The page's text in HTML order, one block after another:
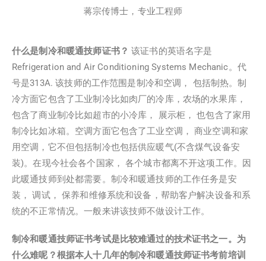
蒋宗传博士，专业工程师
什么是制冷和暖通技师证书？ 该证书的英语名字是
Refrigeration and Air Conditioning Systems Mechanic。代
号是313A. 该技师的工作范围是制冷和空调， 包括制热。制
冷方面它包含了工业制冷比如肉厂的冷库，农场的水果库，
包含了商业制冷比如超市的小冷库， 展示柜， 也包含了家用
制冷比如冰箱。空调方面它包含了工业空调， 商业空调和家
用空调，它不但包括制冷也包括供应暖气(不含煤气设备安
装)。在现今社会各个国家， 各个城市都离不开这项工作。因
此暖通技师到处都需要。制冷和暖通技师的工作任务是安
装， 调试， 保养和维修系统和设备，帮助客户解决设备和系
统的不正常情况。一般来讲该技师不做设计工作。
制冷和暖通技师证书考试是比较难通过的技术证书之一。为
什么难呢？根据本人十几年的制冷和暖通技师证书考前培训